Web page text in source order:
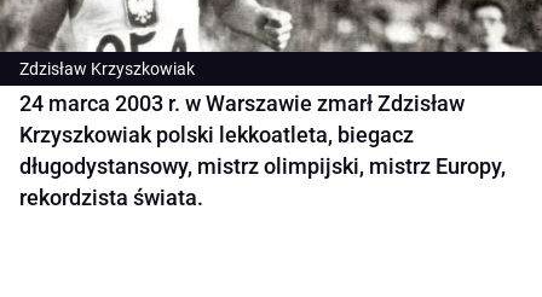
Zdzisław Krzyszkowiak
24 marca 2003 r. w Warszawie zmarł Zdzisław
Krzyszkowiak polski lekkoatleta, biegacz
długodystansowy, mistrz olimpijski, mistrz Europy,
rekordzista świata.